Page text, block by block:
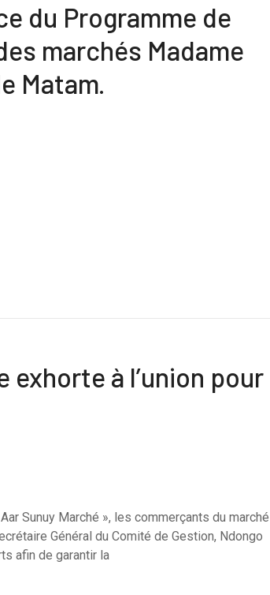
du Programme de
marchés Madame
Matam.
exhorte à l’union pour
Sunuy Marché », les commerçants du marché
Général du Comité de Gestion, Ndongo
afin de garantir la